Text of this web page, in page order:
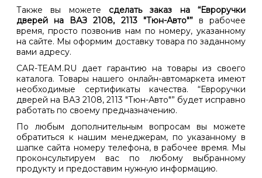
Также вы можете сделать заказ на “Евроручки
дверей на ВАЗ 2108, 2113 "Тюн-Авто"”в рабочее
время, просто позвонив нам по номеру, указанному
на сайте. Мы оформим доставку товара по заданному
вами адресу.
CAR-TEAM.RU дает гарантию на товары из своего
каталога. Товары нашего онлайн-автомаркета имеют
необходимые сертификаты качества. “Евроручки
дверей на ВАЗ 2108, 2113 "Тюн-Авто"” будет исправно
работать по своему предназначению.
По любым дополнительным вопросам вы можете
обратиться к нашим менеджерам, по указанному в
шапке сайта номеру телефона, в рабочее время. Мы
проконсультируем вас по любому выбранному
продукту и предоставим нужную информацию.